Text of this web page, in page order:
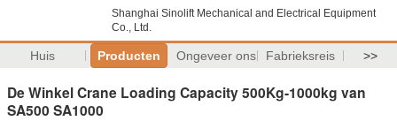
Shanghai Sinolift Mechanical and Electrical Equipment
Co., Ltd.
Huis Producten Ongeveer ons Fabrieksreis >>
De Winkel Crane Loading Capacity 500Kg-1000kg van
SA500 SA1000